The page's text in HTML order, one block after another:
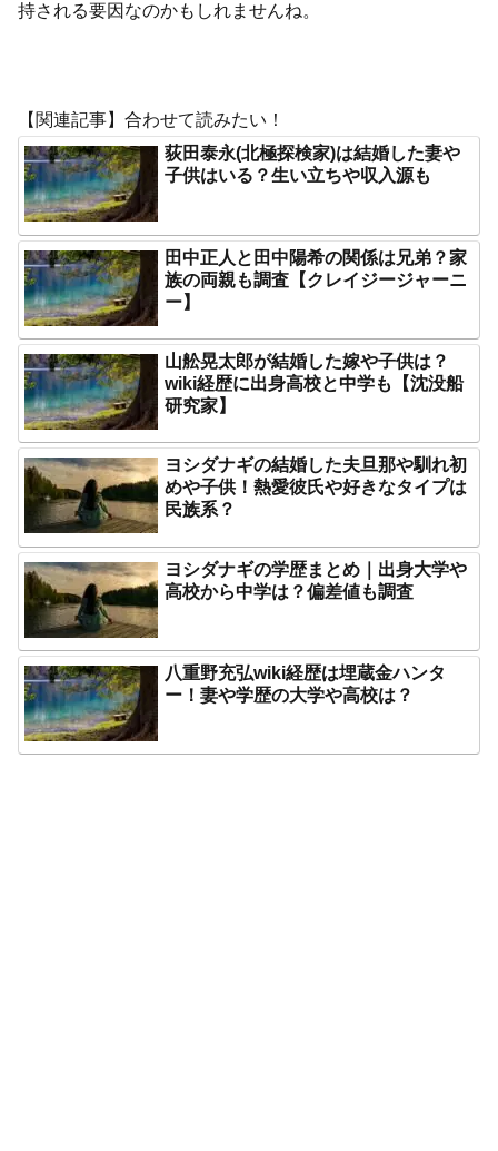
持される要因なのかもしれませんね。
【関連記事】合わせて読みたい！
荻田泰永(北極探検家)は結婚した妻や
子供はいる？生い立ちや収入源も
田中正人と田中陽希の関係は兄弟？家
族の両親も調査【クレイジージャーニ
ー】
山舩晃太郎が結婚した嫁や子供は？
wiki経歴に出身高校と中学も【沈没船
研究家】
ヨシダナギの結婚した夫旦那や馴れ初
めや子供！熱愛彼氏や好きなタイプは
民族系？
ヨシダナギの学歴まとめ｜出身大学や
高校から中学は？偏差値も調査
八重野充弘wiki経歴は埋蔵金ハンタ
ー！妻や学歴の大学や高校は？